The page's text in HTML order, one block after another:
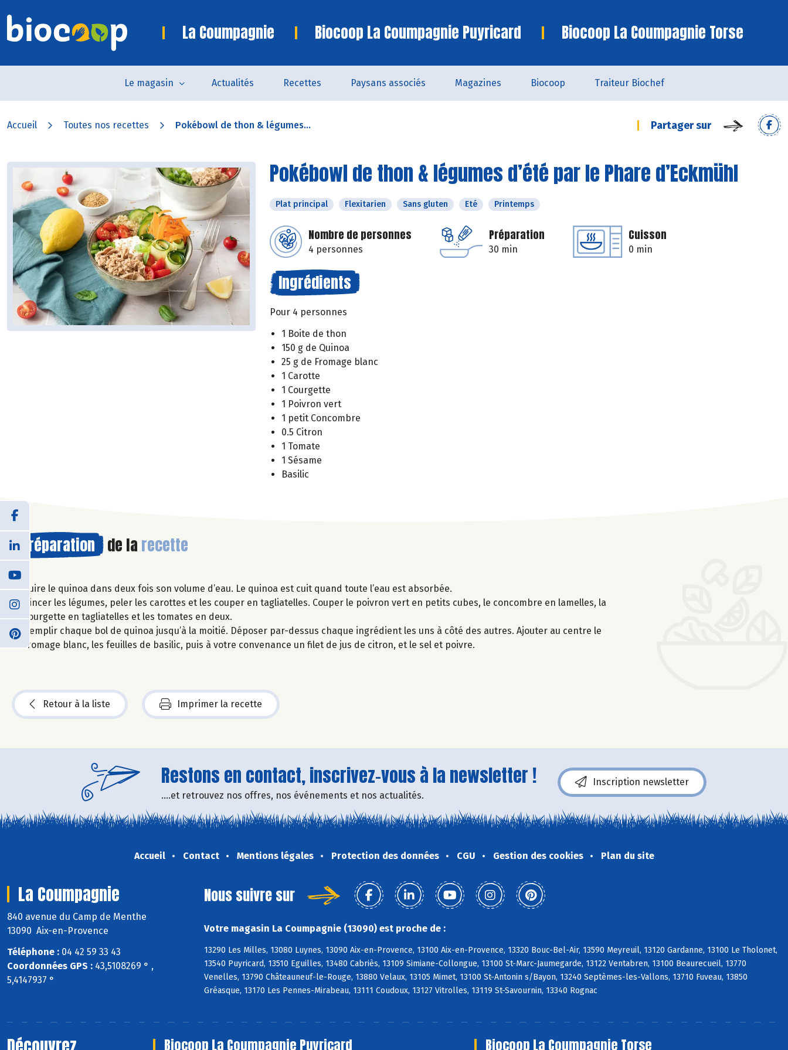
La Coumpagnie Biocoop La Coumpagnie Puyricard Biocoop La Coumpagnie Torse
Le magasin Actualités Recettes Paysans associés Magazines Biocoop Traiteur Biochef
Accueil Toutes nos recettes Pokébowl de thon & légumes... Partager sur
Pokébowl de thon & légumes d’été par le Phare d’Eckmühl
Plat principal Flexitarien Sans gluten Eté Printemps
Nombre de personnes
4 personnes
Préparation
30 min
Cuisson
0 min
Ingrédients
Pour 4 personnes
1 Boite de thon
150 g de Quinoa
25 g de Fromage blanc
1 Carotte
1 Courgette
1 Poivron vert
1 petit Concombre
0.5 Citron
1 Tomate
1 Sésame
Basilic
Préparation de la recette
Cuire le quinoa dans deux fois son volume d’eau. Le quinoa est cuit quand toute l’eau est absorbée.
Rincer les légumes, peler les carottes et les couper en tagliatelles. Couper le poivron vert en petits cubes, le concombre en lamelles, la
courgette en tagliatelles et les tomates en deux.
Remplir chaque bol de quinoa jusqu’à la moitié. Déposer par-dessus chaque ingrédient les uns à côté des autres. Ajouter au centre le
fromage blanc, les feuilles de basilic, puis à votre convenance un filet de jus de citron, et le sel et poivre.
Retour à la liste Imprimer la recette
Restons en contact, inscrivez-vous à la newsletter !
....et retrouvez nos offres, nos événements et nos actualités.
Inscription newsletter
Accueil Contact Mentions légales Protection des données CGU Gestion des cookies Plan du site
La Coumpagnie
840 avenue du Camp de Menthe
13090 Aix-en-Provence
Téléphone : 04 42 59 33 43
Coordonnées GPS : 43,5108269 ° ,
5,4147937 °
Nous suivre sur
Votre magasin La Coumpagnie (13090) est proche de :
13290 Les Milles, 13080 Luynes, 13090 Aix-en-Provence, 13100 Aix-en-Provence, 13320 Bouc-Bel-Air, 13590 Meyreuil, 13120 Gardanne, 13100 Le Tholonet,
13540 Puyricard, 13510 Eguilles, 13480 Cabriès, 13109 Simiane-Collongue, 13100 St-Marc-Jaumegarde, 13122 Ventabren, 13100 Beaurecueil, 13770
Venelles, 13790 Châteauneuf-le-Rouge, 13880 Velaux, 13105 Mimet, 13100 St-Antonin s/Bayon, 13240 Septèmes-les-Vallons, 13710 Fuveau, 13850
Gréasque, 13170 Les Pennes-Mirabeau, 13111 Coudoux, 13127 Vitrolles, 13119 St-Savournin, 13340 Rognac
Biocoop La Coumpagnie Puyricard Biocoop La Coumpagnie Torse